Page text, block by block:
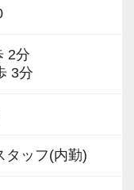
する業務を調
ポートしま
将来的にはお
成長をしたい
2分
3分
タッフ(内勤)